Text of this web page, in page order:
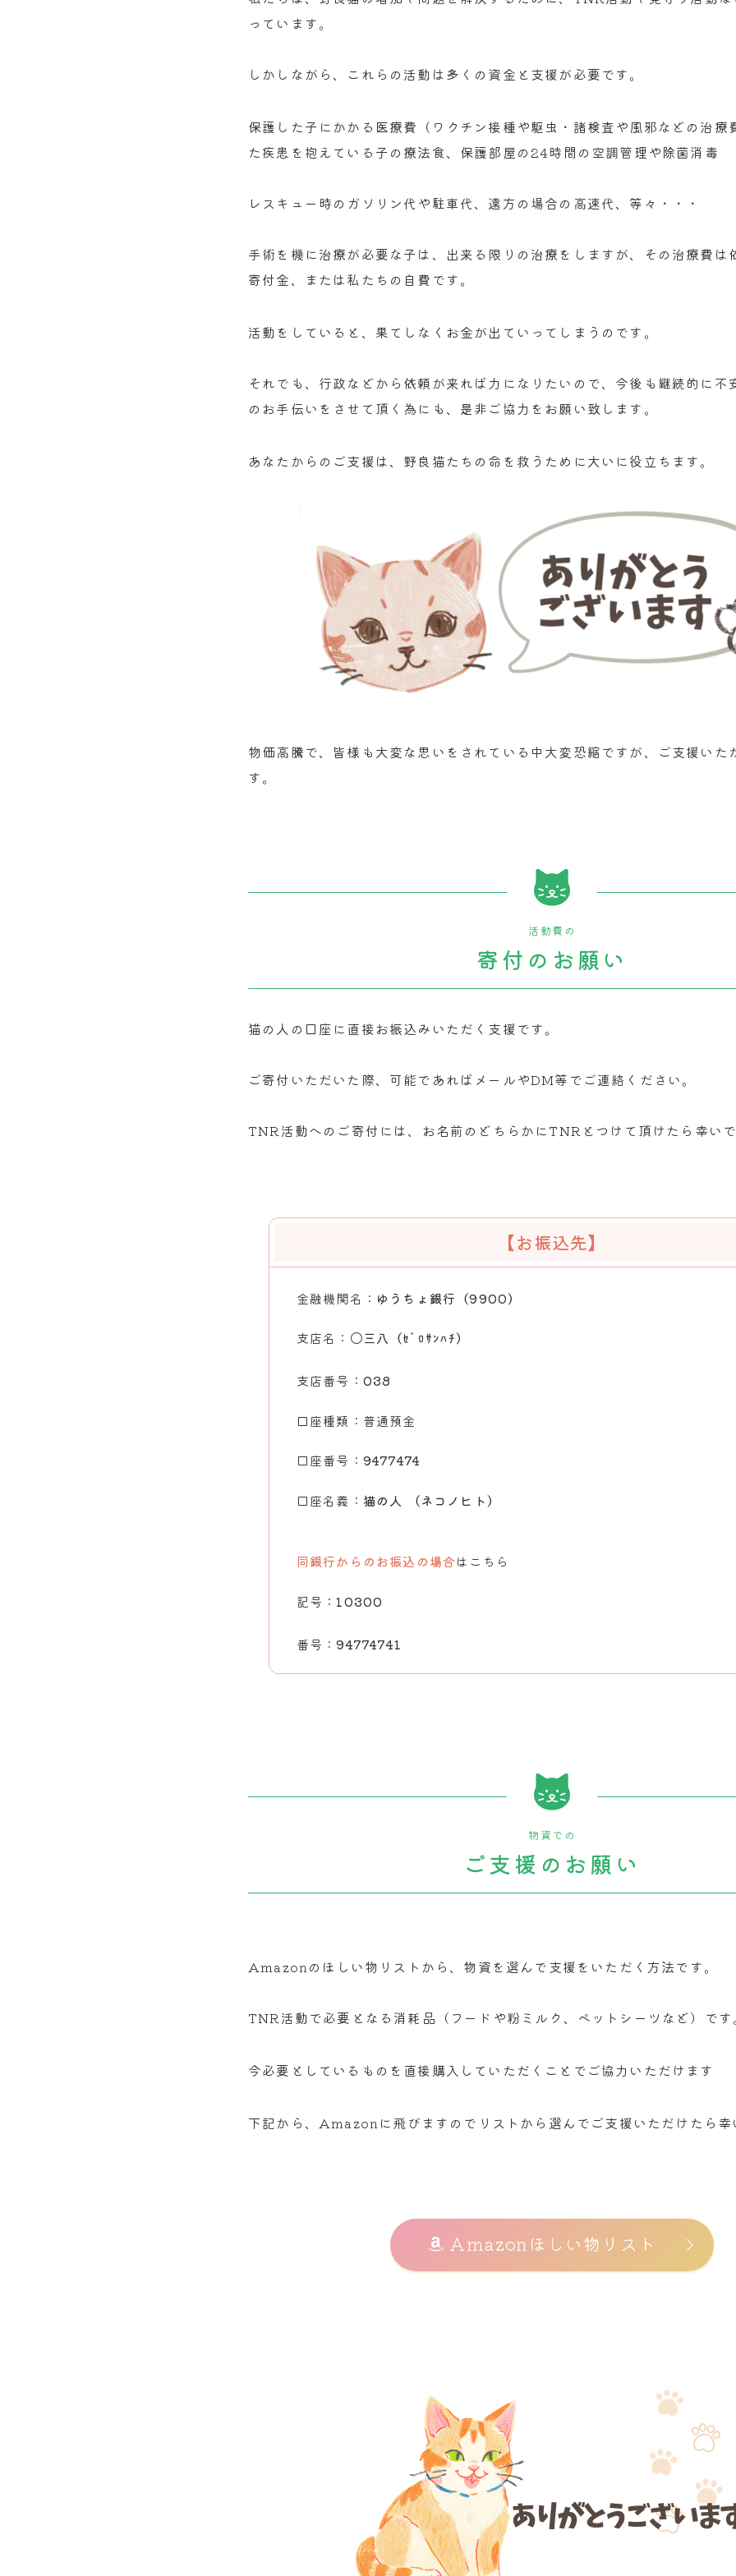
っています。
しかしながら、これらの活動は多くの資金と支援が必要です。
保護した子にかかる医療費（ワクチン接種や駆虫・諸検査や風邪などの治療
た疾患を抱えている子の療法食、保護部屋の24時間の空調管理や除菌消毒
レスキュー時のガソリン代や駐車代、遠方の場合の高速代、等々・・・
手術を機に治療が必要な子は、出来る限りの治療をしますが、その治療費は
寄付金、または私たちの自費です。
活動をしていると、果てしなくお金が出ていってしまうのです。
それでも、行政などから依頼が来れば力になりたいので、今後も継続的に不
のお手伝いをさせて頂く為にも、是非ご協力をお願い致します。
あなたからのご支援は、野良猫たちの命を救うために大いに役立ちます。
物価高騰で、皆様も大変な思いをされている中大変恐縮ですが、ご支援いた
す。
活動費の
寄付 のお願い
猫の人の口座に直接お振込みいただく支援です。
ご寄付いただいた際、可能であればメールやDM等でご連絡ください。
TNR活動へのご寄付には、お名前のどちらかにTNRとつけて頂けたら幸い
【お振込先】
金融機関名： ゆうちょ銀行（9900）
支店名： 〇三八（ｾﾞﾛｻﾝﾊﾁ）
支店番号： 038
口座種類：普通預金
口座番号： 9477474
口座名義： 猫の人 （ネコノヒト）
同銀行からのお振込の場合はこちら
記号：10300
番号：94774741
物資での
ご支援 のお願い
Amazonのほしい物リストから、物資を選んで支援をいただく方法です。
TNR活動で必要となる消耗品（フードや粉ミルク、ペットシーツなど）で
今必要としているものを直接購入していただくことでご協力いただけます
下記から、Amazonに飛びますのでリストから選んでご支援いただけたら幸
Amazonほしい物リスト